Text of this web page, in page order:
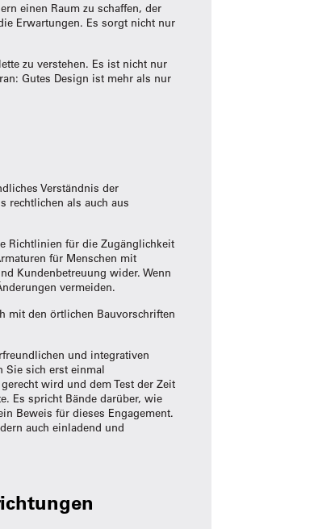
einen Raum zu schaffen, der
Erwartungen. Es sorgt nicht nur
zu verstehen. Es ist nicht nur
Gutes Design ist mehr als nur
Verständnis der
rechtlichen als auch aus
Richtlinien für die Zugänglichkeit
für Menschen mit
Kundenbetreuung wider. Wenn
vermeiden.
mit den örtlichen Bauvorschriften
und integrativen
Sie sich erst einmal
wird und dem Test der Zeit
Es spricht Bände darüber, wie
Beweis für dieses Engagement.
auch einladend und